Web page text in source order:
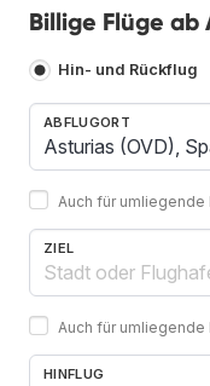
Billige Flüge ab
Hin- und Rückflug
ABFLUGORT
Auch für umliegende
ZIEL
Auch für umliegende
HINFLUG